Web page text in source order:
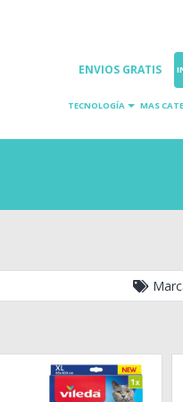
ENVIOS GRATIS
TECNOLOGÍA MAS